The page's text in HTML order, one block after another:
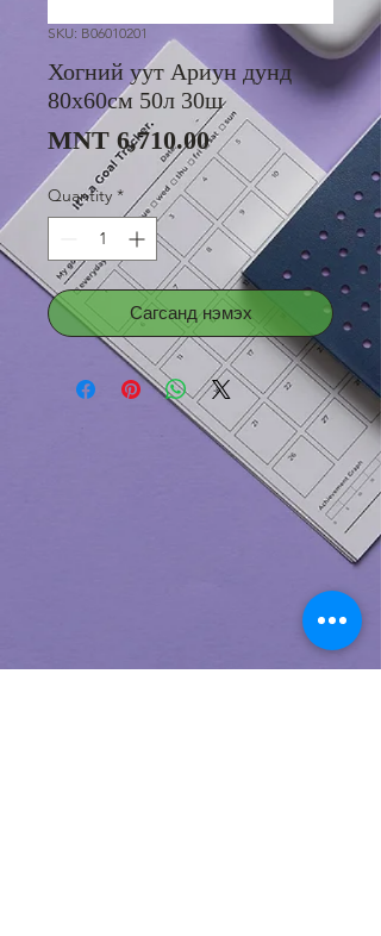
SKU: B06010201
Хогний уут Ариун дунд
80x60см 50л 30ш
MNT 6,710.00Price
Quantity *
Сагсанд нэмэх